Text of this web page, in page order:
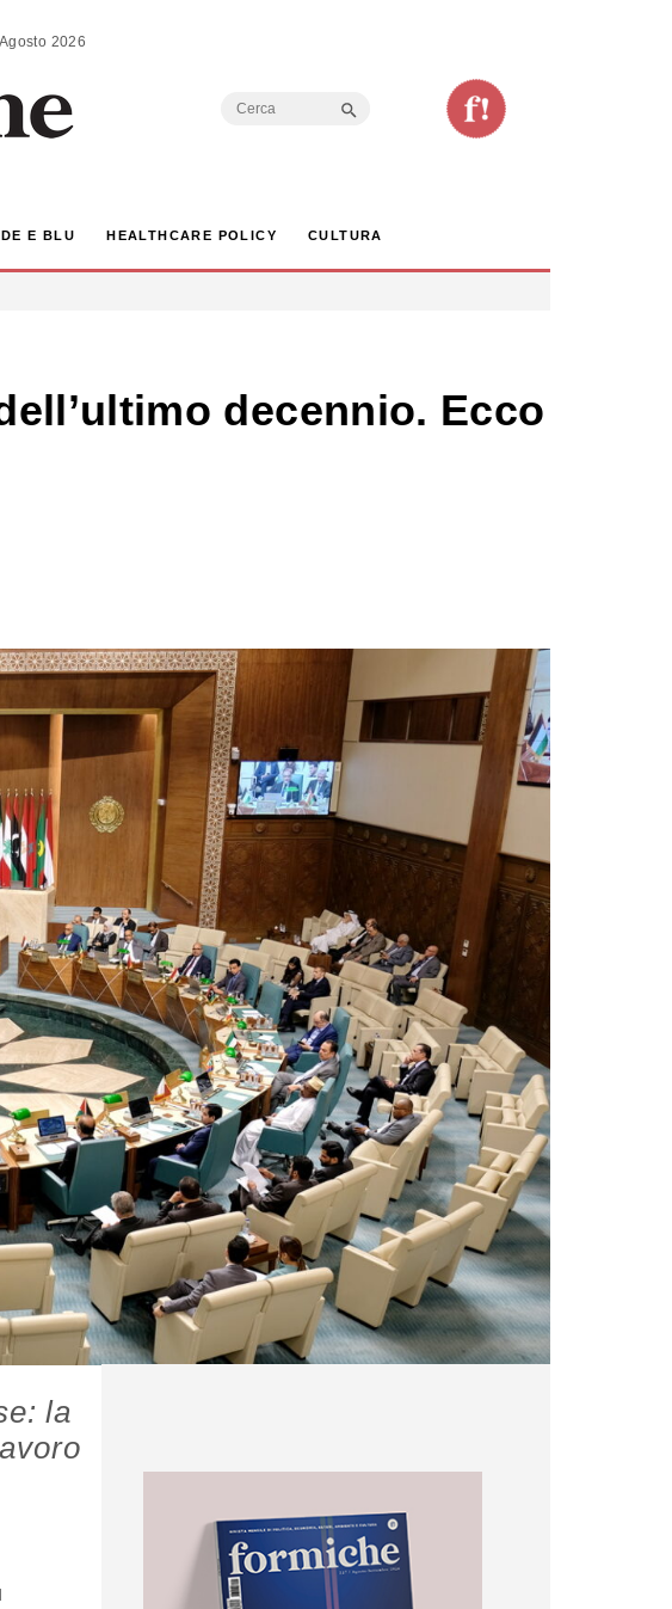
- venerdì 7 Agosto 2026
Search
E BLU HEALTHCARE POLICY CULTURA
decennio. Ecco
la